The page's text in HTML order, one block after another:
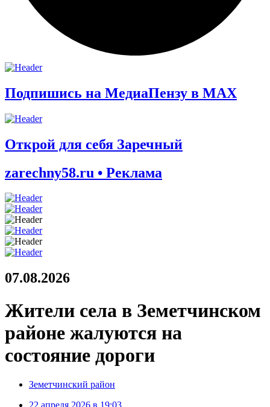
Подпишись на МедиаПензу в МАХ
Открой для себя Заречный
zarechny58.ru • Реклама
07.08.2026
Жители села в Земетчинском
районе жалуются на
состояние дороги
Земетчинский район